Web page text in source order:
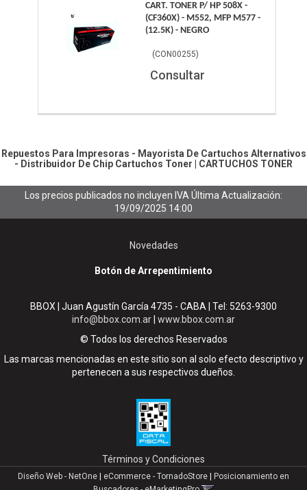
CART. TONER P/ HP 508X -
(CF360X) - M552, MFP M577 -
(12.5K) - NEGRO
(CON00255)
Consultar
Repuestos Para Impresoras - Mayorista De Cartuchos Alternativos
- Distribuidor De Chip Cartuchos Toner CARTUCHOS TONER
Los precios publicados no incluyen IVAÚltima Actualización:
19/09/2025 14:00
Novedades
Botón de Arrepentimiento
BBOX | Juan Agustín García 4735 - CABA | Tel: 5263-9300
info@bbox.com.ar www.bbox.com.ar
© Todos los derechos Reservados
Las marcas mencionadas en este sitio son al solo efecto descriptivo y
pertenecen a sus respectivos dueños.
Términos y Condiciones
Diseño Web - NetOne | eCommerce - TornadoStore | Posicionamiento en